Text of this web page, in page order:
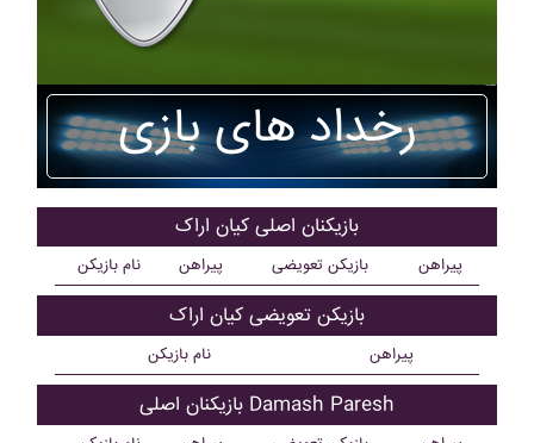
رخداد های بازی
بازیکنان اصلی کيان اراک
نام بازیکن پیراهن بازیکن تعویضی پیراهن
بازیکن تعویضی کيان اراک
نام بازیکن پیراهن
بازیکنان اصلی Damash Paresh